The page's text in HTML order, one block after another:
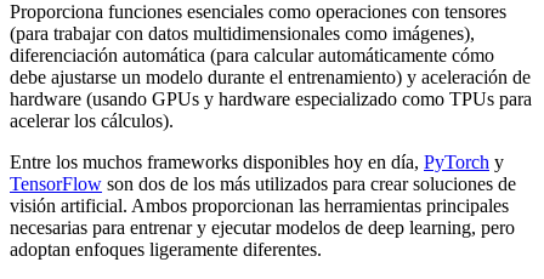
Proporciona funciones esenciales como operaciones con tensores
(para trabajar con datos multidimensionales como imágenes),
diferenciación automática (para calcular automáticamente cómo
debe ajustarse un modelo durante el entrenamiento) y aceleración de
hardware (usando GPUs y hardware especializado como TPUs para
acelerar los cálculos).
Entre los muchos frameworks disponibles hoy en día, PyTorch y
TensorFlow son dos de los más utilizados para crear soluciones de
visión artificial. Ambos proporcionan las herramientas principales
necesarias para entrenar y ejecutar modelos de deep learning, pero
adoptan enfoques ligeramente diferentes.